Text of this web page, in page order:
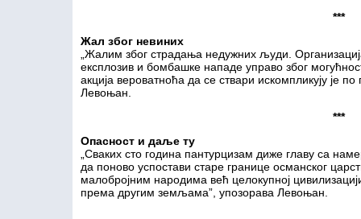
***
Жал због невиних
„Жалим због страдања недужних људи.
експлозив и бомбашке нападе управо због
акција вероватноћа да се ствари искомпликују је
Левоњан.
***
Опасност и даље ту
„Сваких сто година пантурцизам диже главу са
да поново успостави старе границе османског
малобројним народима већ целокупној
према другим земљама”, упозорава Левоњан.